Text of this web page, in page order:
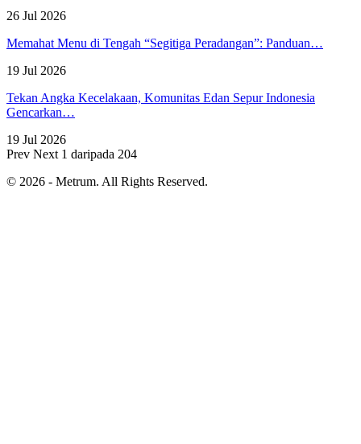
26 Jul 2026
Memahat Menu di Tengah “Segitiga Peradangan”: Panduan…
19 Jul 2026
Tekan Angka Kecelakaan, Komunitas Edan Sepur Indonesia
Gencarkan…
19 Jul 2026
Prev Next 1 daripada 204
© 2026 - Metrum. All Rights Reserved.